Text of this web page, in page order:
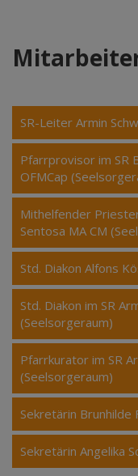
SR-Leiter Armin
Pfarrprovisor im SR
OFMCap
Mithelfender
Sentosa MA CM
Std. Diakon Alfons
Std. Diakon im SR
(Seelsorgeraum)
Pfarrkurator im SR
(Seelsorgeraum)
Sekretärin Brunhilde
Sekretärin Angelika